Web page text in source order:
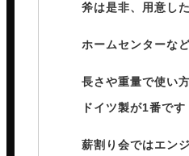
斧は是非、用意し
ホームセンターな
長さや重量で使い
ドイツ製が1番で
薪割り会ではエン